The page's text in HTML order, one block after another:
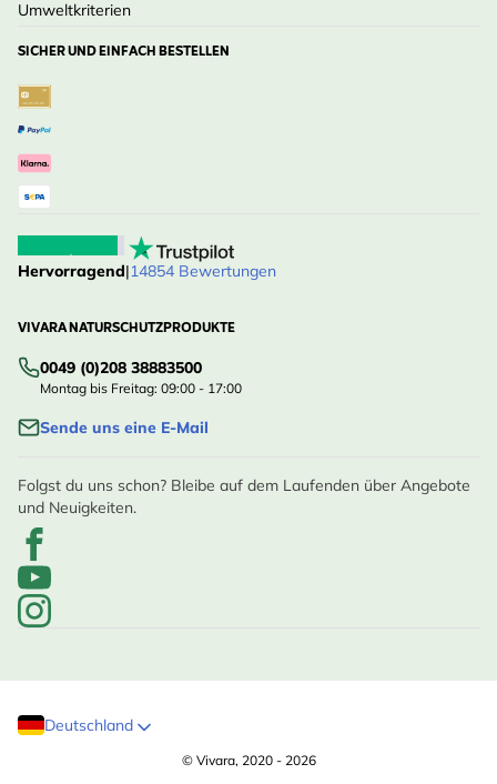
Umweltkriterien
SICHER UND EINFACH BESTELLEN
Hervorragend|14854 Bewertungen
VIVARA NATURSCHUTZPRODUKTE
0049 (0)208 38883500
Montag bis Freitag: 09:00 - 17:00
Sende uns eine E-Mail
Folgst du uns schon? Bleibe auf dem Laufenden über Angebote
und Neuigkeiten.
Deutschland
© Vivara, 2020 - 2026